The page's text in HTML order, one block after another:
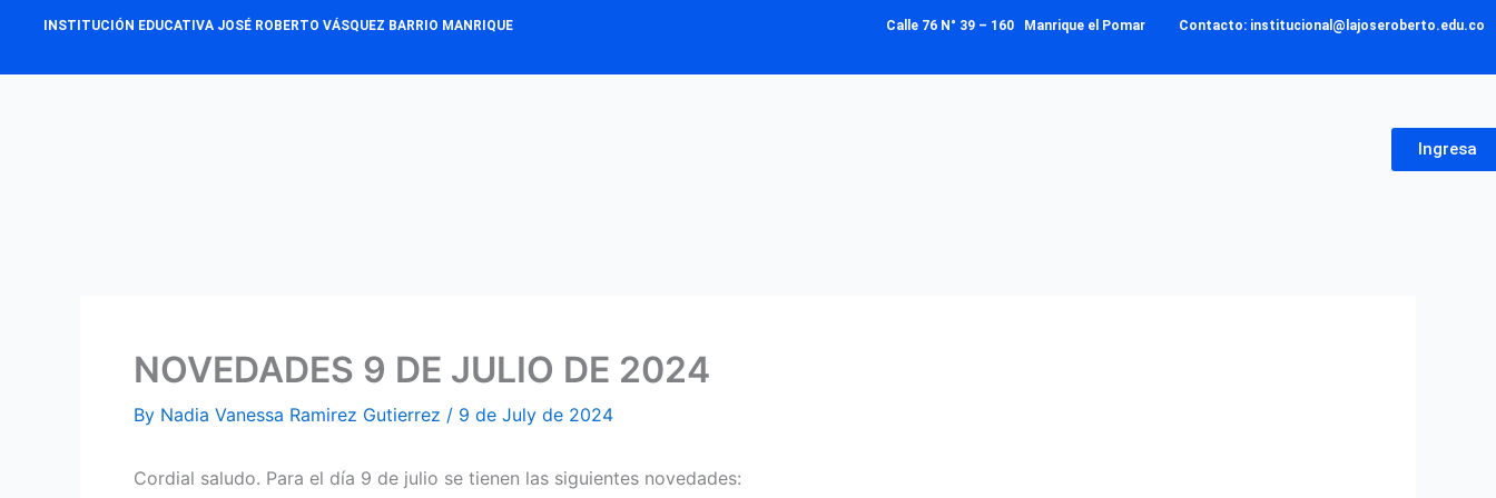
content
INSTITUCIÓN EDUCATIVA JOSÉ ROBERTO VÁSQUEZ BARRIO MANRIQUE Calle 76 N° 39 – 160 Manrique el Pomar Contacto: institucional@lajoseroberto.edu.co
Ingresa
NOVEDADES 9 DE JULIO DE 2024
By Nadia Vanessa Ramirez Gutierrez / 9 de July de 2024
Cordial saludo. Para el día 9 de julio se tienen las siguientes novedades: